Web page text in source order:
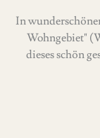
In
Wohngebiet" (WA) am Rand von Hanstedt
dieses schön
wurde 1984